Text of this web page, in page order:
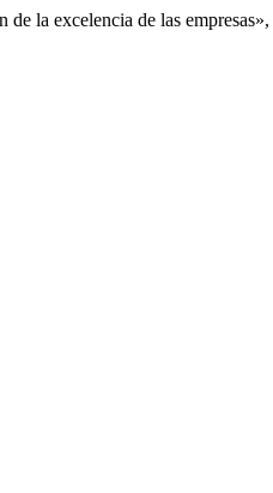
la excelencia de las empresas»,